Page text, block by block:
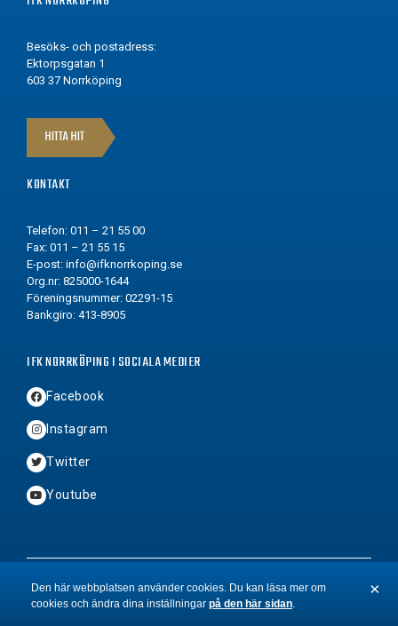
Besöks- och postadress:
Ektorpsgatan 1
603 37 Norrköping
HITTA HIT
KONTAKT
Telefon: 011 – 21 55 00
Fax: 011 – 21 55 15
E-post: info@ifknorrkoping.se
Org.nr: 825000-1644
Föreningsnummer: 02291-15
Bankgiro: 413-8905
IFK NORRKÖPING I SOCIALA MEDIER
Facebook
Instagram
Twitter
Youtube
2026 © Copyright IFK Norrköping FK
& Hamrén
Den här webbplatsen använder cookies. Du kan läsa mer om
cookies och ändra dina inställningar på den här sidan.
×